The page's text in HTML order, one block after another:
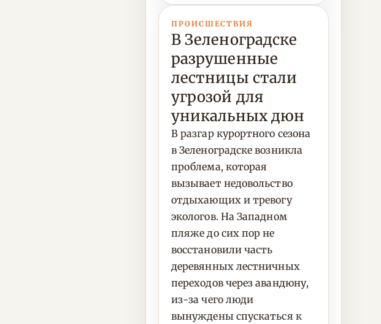
ПРОИСШЕСТВИЯ
В Зеленоградске
разрушенные
лестницы стали
угрозой для
уникальных дюн
В разгар курортного сезона
в Зеленоградске возникла
проблема, которая
вызывает недовольство
отдыхающих и тревогу
экологов. На Западном
пляже до сих пор не
восстановили часть
деревянных лестничных
переходов через авандюну,
из-за чего люди
вынуждены спускаться к